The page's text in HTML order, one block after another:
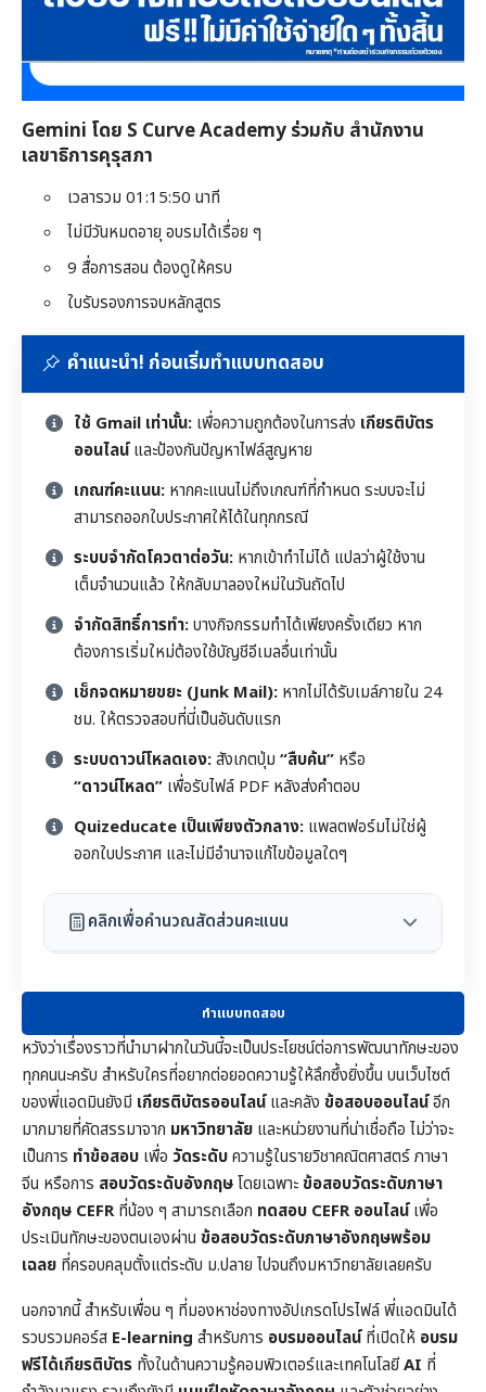
Gemini โดย S Curve Academy ร่วมกับ สำนักงาน
เลขาธิการคุรุสภา
เวลารวม 01:15:50 นาที
ไม่มีวันหมดอายุ อบรมได้เรื่อย ๆ
9 สื่อการสอน ต้องดูให้ครบ
ใบรับรองการจบหลักสูตร
คำแนะนำ! ก่อนเริ่มทำแบบทดสอบ
ใช้ Gmail เท่านั้น: เพื่อความถูกต้องในการส่ง เกียรติบัตร
ออนไลน์และป้องกันปัญหาไฟล์สูญหาย
เกณฑ์คะแนน: หากคะแนนไม่ถึงเกณฑ์ที่กำหนด ระบบจะไม่
สามารถออกใบประกาศให้ได้ในทุกกรณี
ระบบจำกัดโควตาต่อวัน: หากเข้าทำไม่ได้ แปลว่าผู้ใช้งาน
เต็มจำนวนแล้ว ให้กลับมาลองใหม่ในวันถัดไป
จำกัดสิทธิ์การทำ:บางกิจกรรมทำได้เพียงครั้งเดียว หาก
ต้องการเริ่มใหม่ต้องใช้บัญชีอีเมลอื่นเท่านั้น
เช็กจดหมายขยะ (Junk Mail): หากไม่ได้รับเมล์ภายใน 24
ชม. ให้ตรวจสอบที่นี่เป็นอันดับแรก
ระบบดาวน์โหลดเอง:สังเกตปุ่ม “สืบค้น” หรือ
“ดาวน์โหลด” เพื่อรับไฟล์ PDF หลังส่งคำตอบ
Quizeducate เป็นเพียงตัวกลาง: แพลตฟอร์มไม่ใช่ผู้
ออกใบประกาศ และไม่มีอำนาจแก้ไขข้อมูลใดๆ
คลิกเพื่อคำนวณสัดส่วนคะแนน
ทำแบบทดสอบ
หวังว่าเรื่องราวที่นำมาฝากในวันนี้จะเป็นประโยชน์ต่อการพัฒนาทักษะของ
ทุกคนนะครับ สำหรับใครที่อยากต่อยอดความรู้ให้ลึกซึ้งยิ่งขึ้น บนเว็บไซต์
ของพี่แอดมินยังมี เกียรติบัตรออนไลน์และคลัง ข้อสอบออนไลน์อีก
มากมายที่คัดสรรมาจาก มหาวิทยาลัย และหน่วยงานที่น่าเชื่อถือ ไม่ว่าจะ
เป็นการ ทำข้อสอบ เพื่อ วัดระดับความรู้ในรายวิชาคณิตศาสตร์ภาษา
จีน หรือการ สอบวัดระดับอังกฤษโดยเฉพาะข้อสอบวัดระดับภาษา
อังกฤษ CEFRที่น้อง ๆ สามารถเลือก ทดสอบ CEFR ออนไลน์เพื่อ
ประเมินทักษะของตนเองผ่าน ข้อสอบวัดระดับภาษาอังกฤษพร้อม
เฉลย ที่ครอบคลุมตั้งแต่ระดับ ม.ปลาย ไปจนถึงมหาวิทยาลัยเลยครับ
นอกจากนี้ สำหรับเพื่อน ๆ ที่มองหาช่องทางอัปเกรดโปรไฟล์ พี่แอดมินได้
รวบรวมคอร์ส E-learning สำหรับการ อบรมออนไลน์ที่เปิดให้ อบรม
ฟรีได้เกียรติบัตร ทั้งในด้านความรู้คอมพิวเตอร์และเทคโนโลยีAI ที่